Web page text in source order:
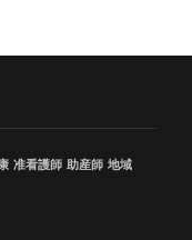
准看護師 助産師 地域